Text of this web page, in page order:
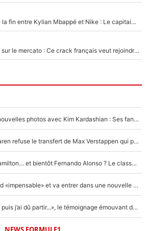
Thibaud Vézirian annonce la fin entre Kylian Mbappé et Nike : Le capitaine de l'équipe de France lui répond sur Instagram !
Nouvelle galère pour l'OM sur le mercato : Ce crack français veut rejoindre le PSG, il a déjà donné son accord pour signer à Paris !
Lewis Hamilton poste de nouvelles photos avec Kim Kardashian : Ses fans le voient déjà redevenir champion du monde de F1 grâce à elle !
F1 - Une légende de McLaren refuse le transfert de Max Verstappen qui pourrait «faire des vagues» et plomber l'ambiance dans l'équipe
Max Verstappen, Lewis Hamilton… et bientôt Fernando Alonso ? Le classement des pilotes les mieux payés en Formule 1 risque de changer !
F1 - Alpine signe un accord «impensable» et va entrer dans une nouvelle dimension : Grande nouvelle pour Pierre Gasly !
F1 : « Je lui ai fait un câlin, puis j’ai dû partir...», le témoignage émouvant de Max Verstappen sur sa fille